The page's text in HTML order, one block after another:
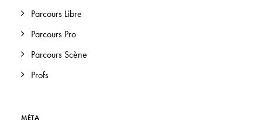
Parcours Libre
Parcours Pro
Parcours Scène
Profs
MÉTA